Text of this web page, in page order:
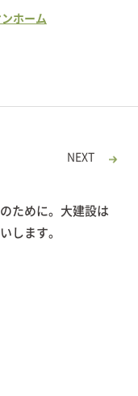
ホーム
NEXT
ために。大建設は
します。